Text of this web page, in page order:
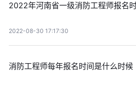
2022年河南省一级消防工程师报名
2022-08-30 17:17:30
消防工程师每年报名时间是什么时候